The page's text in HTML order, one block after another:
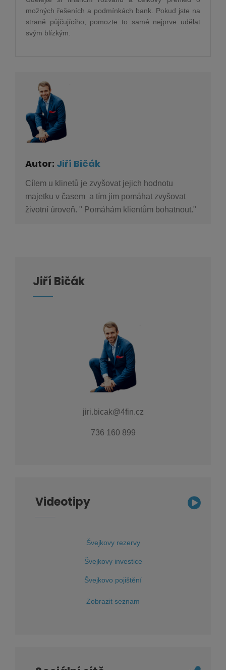
možných řešeních a podmínkách bank. Pokud jste na
straně půjčujícího, pomozte to samé nejprve udělat
svým blízkým.
Autor: Jiří Bičák
Cílem u klinetů je zvyšovat jejich hodnotu
majetku v časem a tím jim pomáhat zvyšovat
životní úroveň. " Pomáhám klientům bohatnout."
Jiří Bičák
jiri.bicak@4fin.cz
736 160 899
Videotipy
Švejkovy rezervy
Švejkovy investice
Švejkovo pojištění
Zobrazit seznam